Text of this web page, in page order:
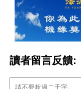
讀者留言反饋: